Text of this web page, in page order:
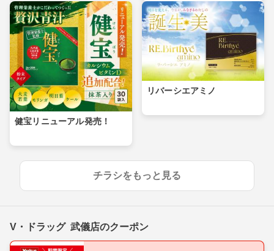
健宝リニューアル発売！
リバーシエアミノ
チラシをもっと見る
V・ドラッグ 武儀店のクーポン